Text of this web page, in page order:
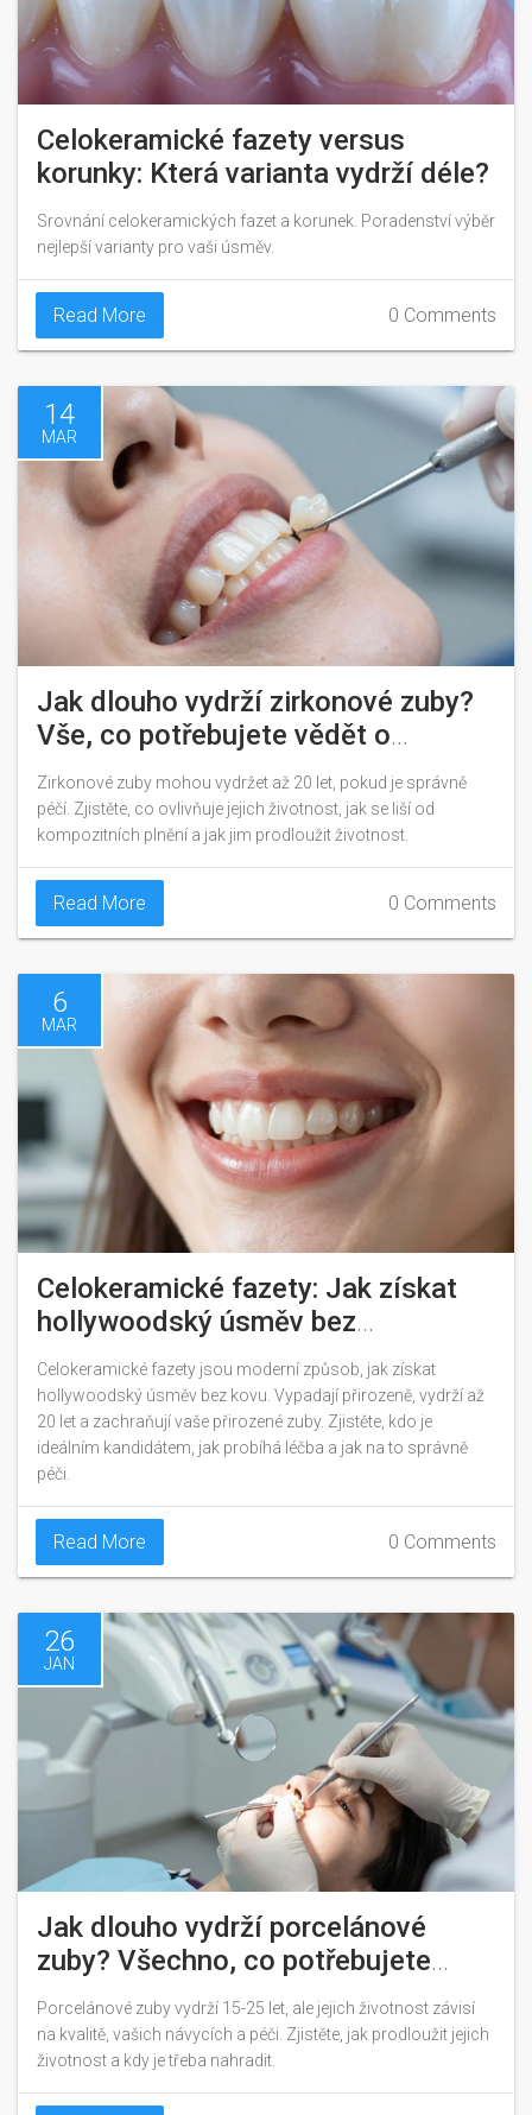
Celokeramické fazety versus
korunky: Která varianta vydrží déle?
Srovnání celokeramických fazet a korunek. Poradenství výběr
nejlepší varianty pro vaši úsměv.
Read More 0 Comments
14
MAR
Jak dlouho vydrží zirkonové zuby?
Vše, co potřebujete vědět o
trvanlivosti zirkonových korunkách
Zirkonové zuby mohou vydržet až 20 let, pokud je správně
péčí. Zjistěte, co ovlivňuje jejich životnost, jak se liší od
kompozitních plnění a jak jim prodloužit životnost.
Read More 0 Comments
6
MAR
Celokeramické fazety: Jak získat
hollywoodský úsměv bez
metalových konstrukcí
Celokeramické fazety jsou moderní způsob, jak získat
hollywoodský úsměv bez kovu. Vypadají přirozeně, vydrží až
20 let a zachraňují vaše přirozené zuby. Zjistěte, kdo je
ideálním kandidátem, jak probíhá léčba a jak na to správně
péči.
Read More 0 Comments
26
JAN
Jak dlouho vydrží porcelánové
zuby? Všechno, co potřebujete
vědět o trvanlivosti zubních korunk
Porcelánové zuby vydrží 15-25 let, ale jejich životnost závisí
na kvalitě, vašich návycích a péči. Zjistěte, jak prodloužit jejich
životnost a kdy je třeba nahradit.